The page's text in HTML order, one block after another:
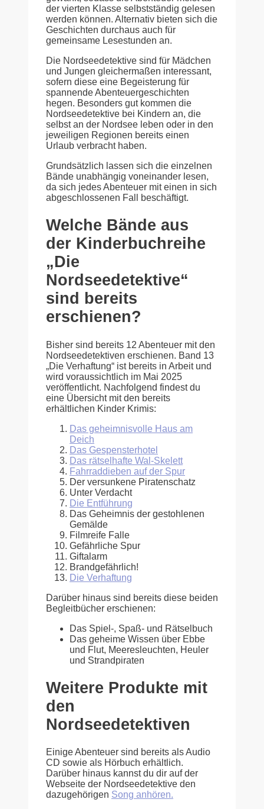
der vierten Klasse selbstständig gelesen
werden können. Alternativ bieten sich die
Geschichten durchaus auch für
gemeinsame Lesestunden an.
Die Nordseedetektive sind für Mädchen
und Jungen gleichermaßen interessant,
sofern diese eine Begeisterung für
spannende Abenteuergeschichten
hegen. Besonders gut kommen die
Nordseedetektive bei Kindern an, die
selbst an der Nordsee leben oder in den
jeweiligen Regionen bereits einen
Urlaub verbracht haben.
Grundsätzlich lassen sich die einzelnen
Bände unabhängig voneinander lesen,
da sich jedes Abenteuer mit einen in sich
abgeschlossenen Fall beschäftigt.
Welche Bände aus
der Kinderbuchreihe
„Die
Nordseedetektive“
sind bereits
erschienen?
Bisher sind bereits 12 Abenteuer mit den
Nordseedetektiven erschienen. Band 13
„Die Verhaftung“ ist bereits in Arbeit und
wird voraussichtlich im Mai 2025
veröffentlicht. Nachfolgend findest du
eine Übersicht mit den bereits
erhältlichen Kinder Krimis:
Das geheimnisvolle Haus am
Deich
Das Gespensterhotel
Das rätselhafte Wal-Skelett
Fahrraddieben auf der Spur
Der versunkene Piratenschatz
Unter Verdacht
Die Entführung
Das Geheimnis der gestohlenen
Gemälde
Filmreife Falle
Gefährliche Spur
Giftalarm
Brandgefährlich!
Die Verhaftung
Darüber hinaus sind bereits diese beiden
Begleitbücher erschienen:
Das Spiel-, Spaß- und Rätselbuch
Das geheime Wissen über Ebbe
und Flut, Meeresleuchten, Heuler
und Strandpiraten
Weitere Produkte mit
den
Nordseedetektiven
Einige Abenteuer sind bereits als Audio
CD sowie als Hörbuch erhältlich.
Darüber hinaus kannst du dir auf der
Webseite der Nordseedetektive den
dazugehörigen Song anhören.